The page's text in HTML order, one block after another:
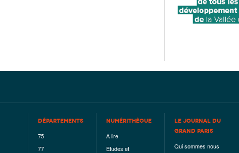
DÉPARTEMENTS
75
77
NUMÉRITHÈQUE
A lire
Etudes et
LE JOURNAL DU
GRAND PARIS
Qui sommes nous